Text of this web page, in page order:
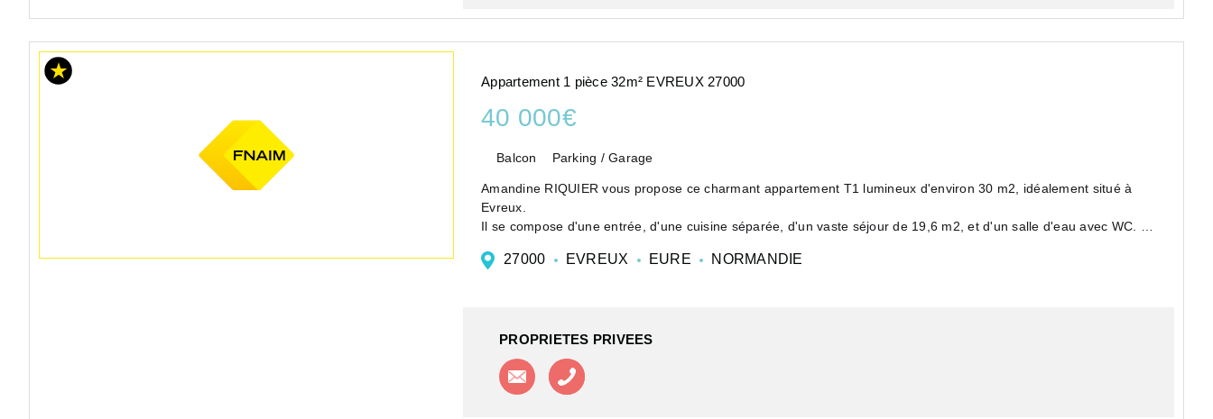
Appartement 1 pièce 32m² EVREUX 27000
40 000€
Balcon Parking / Garage
Amandine RIQUIER vous propose ce charmant appartement T1 lumineux d'environ 30 m2, idéalement situé à
Evreux.
Il se compose d'une entrée, d'une cuisine séparée, d'un vaste séjour de 19,6 m2, et d'un salle d'eau avec WC.
27000 EVREUX EURE NORMANDIE
PROPRIETES PRIVEES
Contacter l'agence